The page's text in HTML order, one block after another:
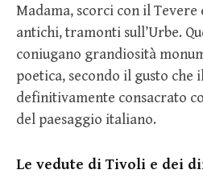
Madama, scorci con il
antichi, tramonti sull’Urbe.
coniugano grandiosità
poetica, secondo il gusto che
definitivamente consacrato
del paesaggio italiano.
Le vedute di Tivoli e dei